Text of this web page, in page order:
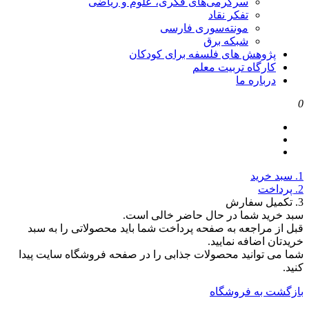
تفکر نقاد
مونته‌سوری فارسی
شبکه برق
پژوهش های فلسفه برای کودکان
کارگاه تربیت معلم
درباره ما
0
1. سبد خرید
2. پرداخت
3. تکمیل سفارش
سبد خرید شما در حال حاضر خالی است.
قبل از مراجعه به صفحه پرداخت شما باید محصولاتی را به سبد
خریدتان اضافه نمایید.
شما می توانید محصولات جذابی را در صفحه فروشگاه سایت پیدا
کنید.
بازگشت به فروشگاه